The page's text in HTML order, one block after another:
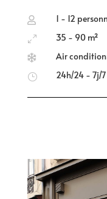
 1 - 12
0 35 - 90 m²
 Air
} 24h/24 - 7j/7